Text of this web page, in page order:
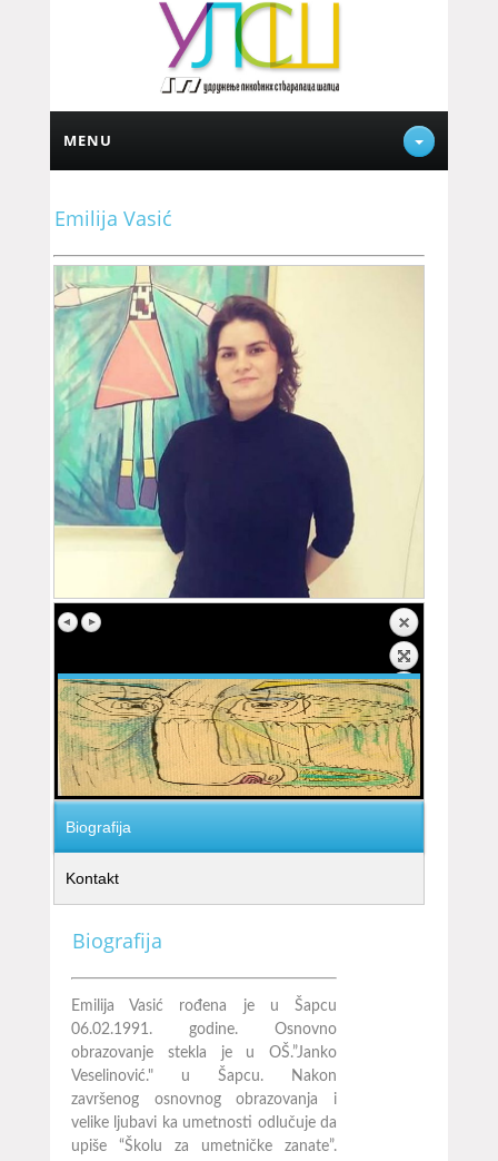
MENU
Emilija Vasić
Biografija
Kontakt
Biografija
Emilija Vasić rođena je u Šapcu
06.02.1991. godine. Osnovno
obrazovanje stekla je u OŠ.”Janko
Veselinović." u Šapcu. Nakon
završenog osnovnog obrazovanja i
velike ljubavi ka umetnosti odlučuje da
upiše “Školu za umetničke zanate”.